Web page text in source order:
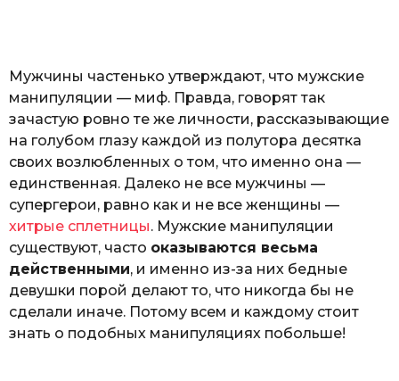
Мужчины частенько утверждают, что мужские
манипуляции — миф. Правда, говорят так
зачастую ровно те же личности, рассказывающие
на голубом глазу каждой из полутора десятка
своих возлюбленных о том, что именно она —
единственная. Далеко не все мужчины —
супергерои, равно как и не все женщины —
хитрые сплетницы. Мужские манипуляции
существуют, часто оказываются весьма
действенными, и именно из-за них бедные
девушки порой делают то, что никогда бы не
сделали иначе. Потому всем и каждому стоит
знать о подобных манипуляциях побольше!